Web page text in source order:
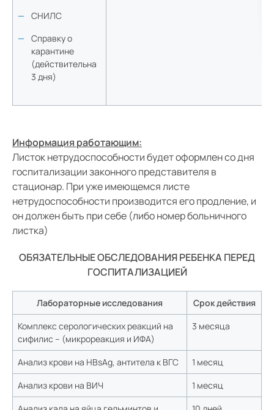
СНИЛС
Справку о
карантине
(действительна
3 дня)
Информация работающим:
Листок нетрудоспособности будет оформлен со дня
госпитализации законного представителя в
стационар. При уже имеющемся листе
нетрудоспособности производится его продление, и
он должен быть при себе (либо номер больничного
листка)
ОБЯЗАТЕЛЬНЫЕ ОБСЛЕДОВАНИЯ РЕБЕНКА ПЕРЕД
ГОСПИТАЛИЗАЦИЕЙ
Лабораторные исследования
Срок действия
Комплекс серологических реакций на
сифилис – (микрореакция и ИФА)
3 месяца
Анализ крови на HBsAg, антитела к ВГС
1 месяц
Анализ крови на ВИЧ
1 месяц